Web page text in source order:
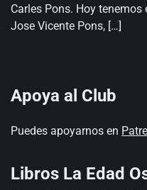
Carles Pons. Hoy tenemos
Jose Vicente Pons, […]
Apoya al Club
Puedes apoyarnos en
Libros La Edad